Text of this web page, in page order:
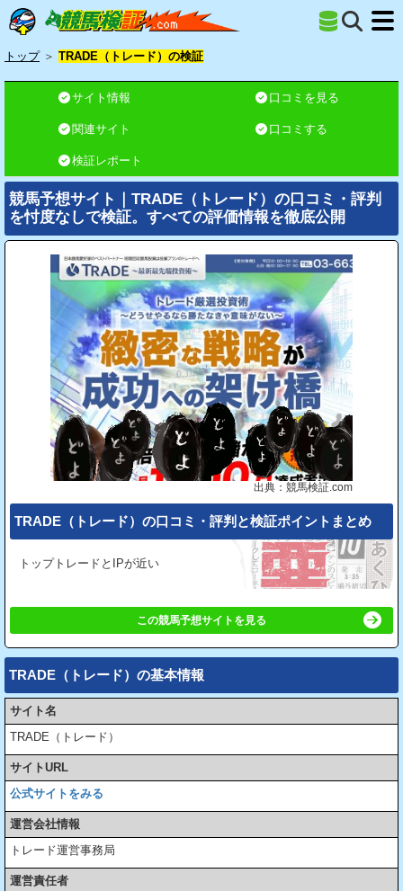
トップ ＞ TRADE（トレード）の検証
サイト情報 口コミを見る
関連サイト 口コミする
検証レポート
競馬予想サイト｜TRADE（トレード）の口コミ・評判
を忖度なしで検証。すべての評価情報を徹底公開
出典：競馬検証.com
TRADE（トレード）の⼝コミ・評判と検証ポイントまとめ
トップトレードとIPが近い
この競馬予想サイトを見る
TRADE（トレード）の基本情報
サイト名
TRADE（トレード）
サイトURL
公式サイトをみる
運営会社情報
トレード運営事務局
運営責任者